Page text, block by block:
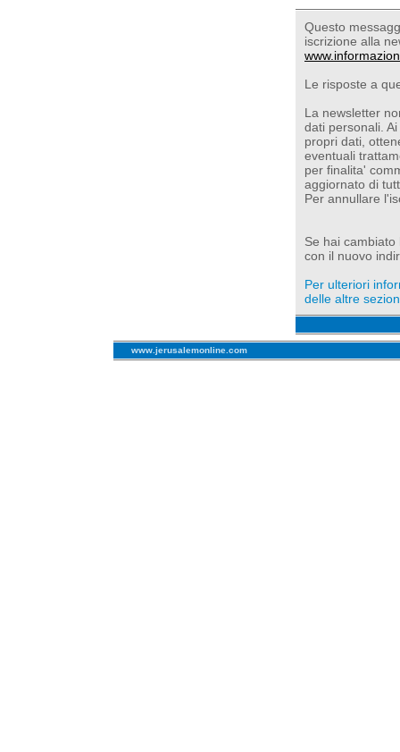
Questo
iscrizione alla
Le risposte a
La newsletter
dati personali.
propri dati,
eventuali
per finalita'
aggiornato di
Per annullare
Se hai
con il nuovo
Per ulteriori
delle altre
www.jerusalemonline.com